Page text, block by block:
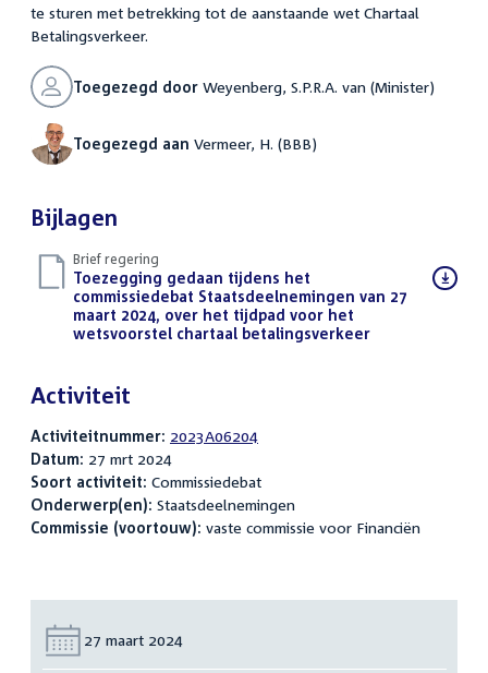
te sturen met betrekking tot de aanstaande wet Chartaal
Betalingsverkeer.
Toegezegd doorWeyenberg, S.P.R.A. van (Minister)
Toegezegd aan Vermeer, H. (BBB)
Bijlagen
Brief regering
Download
bestand:
Toezegging gedaan tijdens het
commissiedebat Staatsdeelnemingen van 27
maart 2024, over het tijdpad voor het
wetsvoorstel chartaal betalingsverkeer(PDF)
Activiteit
Activiteitnummer: 2023A06204
Datum: 27 mrt 2024
Soort activiteit: Commissiedebat
Onderwerp(en): Staatsdeelnemingen
Commissie (voortouw): vaste commissie voor Financiën
Datum:
27 maart 2024